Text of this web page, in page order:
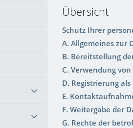
Übersicht
Schutz Ihrer
A. Allgemeines zur
B. Bereitstellung
C. Verwendung von
D. Registrierung als
E.
F. Weitergabe der
G. Rechte der